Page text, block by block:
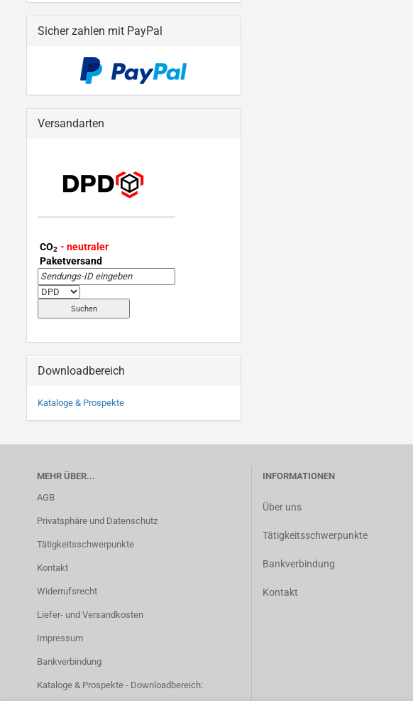
Sicher zahlen mit PayPal
Versandarten
CO2 - neutraler
Paketversand
Downloadbereich
Kataloge & Prospekte
MEHR ÜBER...
AGB
Privatsphäre und Datenschutz
Tätigkeitsschwerpunkte
Kontakt
Widerrufsrecht
Liefer- und Versandkosten
Impressum
Bankverbindung
Kataloge & Prospekte - Downloadbereich:
INFORMATIONEN
Über uns
Tätigkeitsschwerpunkte
Bankverbindung
Kontakt